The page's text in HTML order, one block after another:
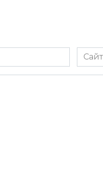
Сайт